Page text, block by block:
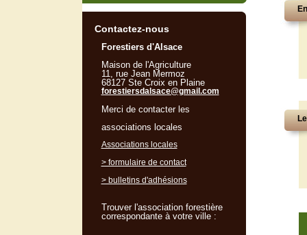
Contactez-nous
Forestiers d'Alsace
Maison de l'Agriculture
11, rue Jean Mermoz
68127 Ste Croix en Plaine
forestiersdalsace@gmail.com
Merci de contacter les
associations locales
Associations locales
> formulaire de contact
> bulletins d'adhésions
Trouver l'association forestière
correspondante à votre ville :